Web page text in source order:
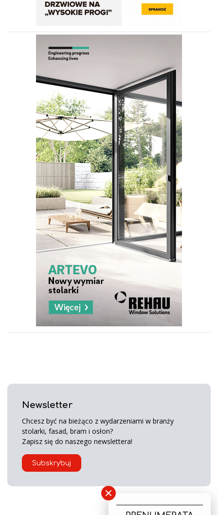
Newsletter
Chcesz być na bieżąco z wydarzeniami w branży
stolarki, fasad, bram i osłon?
Zapisz się do naszego newslettera!
Subskrybuj
×